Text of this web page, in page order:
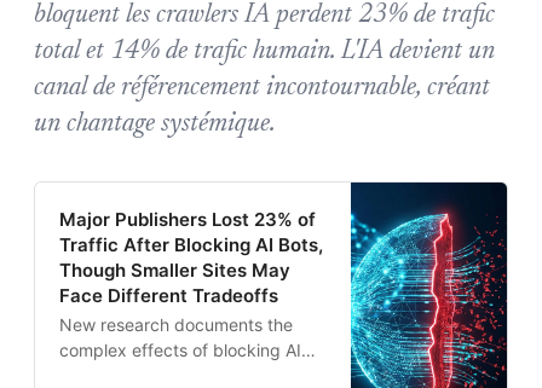
bloquent les crawlers IA perdent 23% de trafic
total et 14% de trafic humain. L'IA devient un
canal de référencement incontournable, créant
un chantage systémique.
Major Publishers Lost 23% of
Traffic After Blocking AI Bots,
Though Smaller Sites May
Face Different Tradeoffs
New research documents the
complex effects of blocking AI